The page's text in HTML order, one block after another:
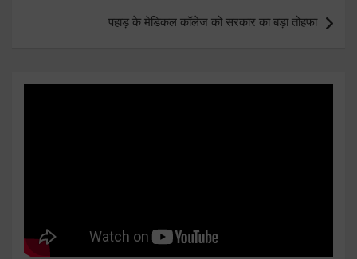
पहाड़ के मेडिकल कॉलेज को सरकार का बड़ा तोहफा